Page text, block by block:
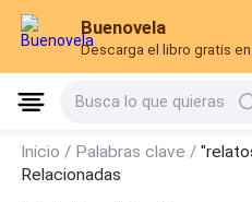
Buenovela
Descarga el libro gratis
Busca lo que quieras
Inicio / Palabras clave /
Relacionadas